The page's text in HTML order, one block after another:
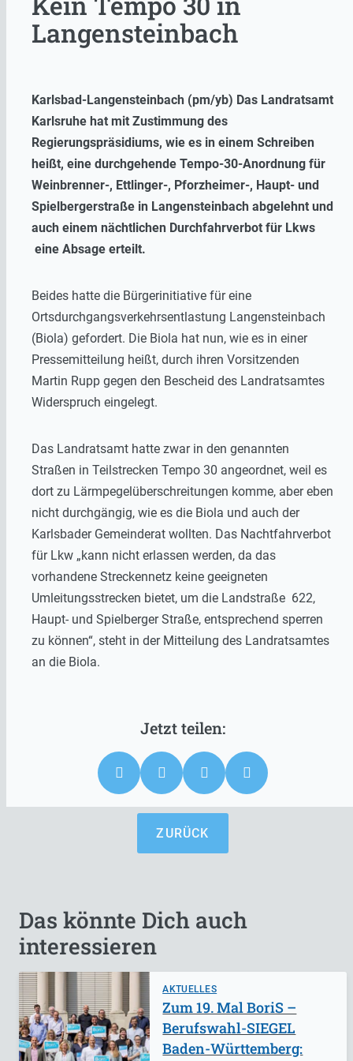
Langensteinbach
Karlsbad-Langensteinbach (pm/yb) Das Landratsamt
Karlsruhe hat mit Zustimmung des
Regierungspräsidiums, wie es in einem Schreiben
heißt, eine durchgehende Tempo-30-Anordnung für
Weinbrenner-, Ettlinger-, Pforzheimer-, Haupt- und
Spielbergerstraße in Langensteinbach abgelehnt und
auch einem nächtlichen Durchfahrverbot für Lkws
eine Absage erteilt.
Beides hatte die Bürgerinitiative für eine
Ortsdurchgangsverkehrsentlastung Langensteinbach
(Biola) gefordert. Die Biola hat nun, wie es in einer
Pressemitteilung heißt, durch ihren Vorsitzenden
Martin Rupp gegen den Bescheid des Landratsamtes
Widerspruch eingelegt.
Das Landratsamt hatte zwar in den genannten
Straßen in Teilstrecken Tempo 30 angeordnet, weil es
dort zu Lärmpegelüberschreitungen komme, aber eben
nicht durchgängig, wie es die Biola und auch der
Karlsbader Gemeinderat wollten. Das Nachtfahrverbot
für Lkw „kann nicht erlassen werden, da das
vorhandene Streckennetz keine geeigneten
Umleitungsstrecken bietet, um die Landstraße 622,
Haupt- und Spielberger Straße, entsprechend sperren
zu können“, steht in der Mitteilung des Landratsamtes
an die Biola.
ZURÜCK
Das könnte Dich auch
interessieren
AKTUELLES
Zum 19. Mal BoriS –
Berufswahl-SIEGEL
Baden-Württemberg: